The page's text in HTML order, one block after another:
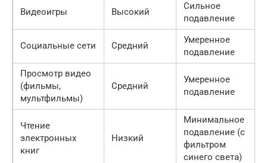
Видеоигры Высокий
Сильное
подавление
Социальные сети Средний
Умеренное
подавление
Просмотр видео
(фильмы,
мультфильмы)
Средний
Умеренное
подавление
Чтение
электронных
книг
Низкий
Минимальное
подавление (с
фильтром
синего света)